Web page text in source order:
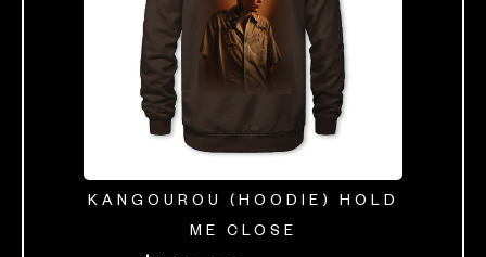
KANGOUROU (HOODIE) HOLD
ME CLOSE